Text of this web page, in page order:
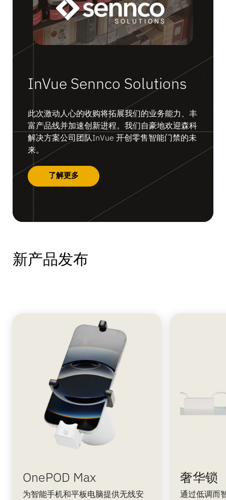
InVue Sennco Solutions
此次激动人心的收购将拓展我们的业务能力、丰
富产品线并加速创新进程。我们自豪地欢迎森科
解决方案公司团队InVue 开创零售智能门禁的未
来。
了解更多
新产品发布
OnePOD Max
为智能手机和平板电脑提供无线安
奢华锁
通过低调而